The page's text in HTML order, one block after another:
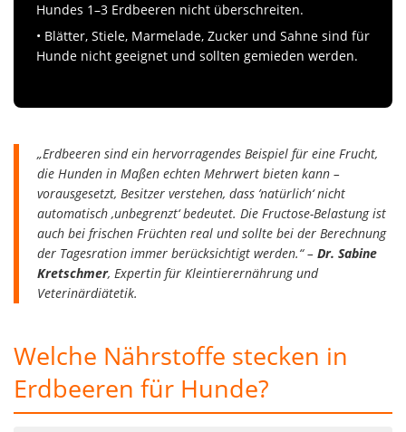
Hundes 1–3 Erdbeeren nicht überschreiten.
• Blätter, Stiele, Marmelade, Zucker und Sahne sind für
Hunde nicht geeignet und sollten gemieden werden.
„Erdbeeren sind ein hervorragendes Beispiel für eine Frucht,
die Hunden in Maßen echten Mehrwert bieten kann –
vorausgesetzt, Besitzer verstehen, dass ’natürlich‘ nicht
automatisch ‚unbegrenzt‘ bedeutet. Die Fructose-Belastung ist
auch bei frischen Früchten real und sollte bei der Berechnung
der Tagesration immer berücksichtigt werden.“ – Dr. Sabine
Kretschmer, Expertin für Kleintierernährung und
Veterinärdiätetik.
Welche Nährstoffe stecken in
Erdbeeren für Hunde?